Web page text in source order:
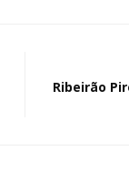
Ribeirão